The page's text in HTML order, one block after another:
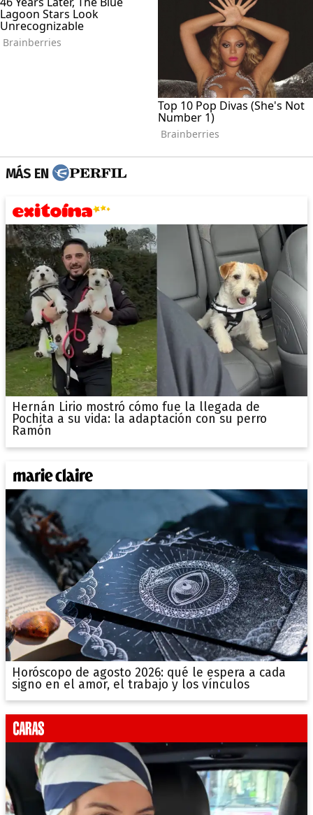
MÁS EN
Hernán Lirio mostró cómo fue la llegada de
Pochita a su vida: la adaptación con su perro
Ramón
Horóscopo de agosto 2026: qué le espera a cada
signo en el amor, el trabajo y los vínculos